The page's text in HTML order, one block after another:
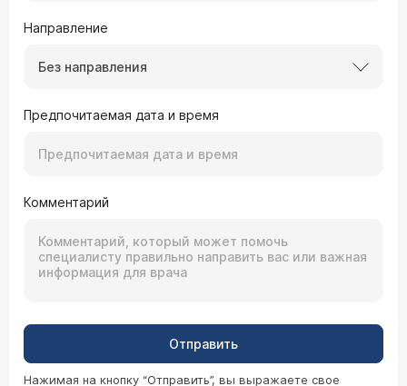
Направление
Без направления
Предпочитаемая дата и время
Комментарий
Отправить
Нажимая на кнопку “Отправить”, вы выражаете свое